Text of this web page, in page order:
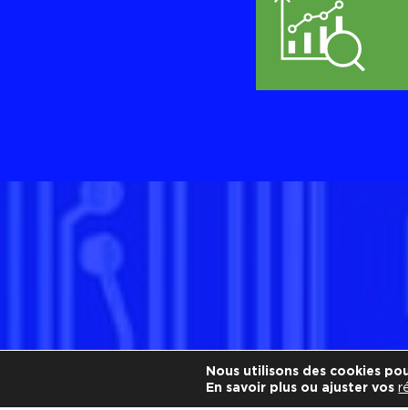
Nous utilisons des cookies
En savoir plus ou ajuster vos